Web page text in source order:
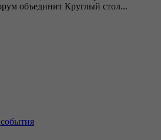
объединит Круглый стол...